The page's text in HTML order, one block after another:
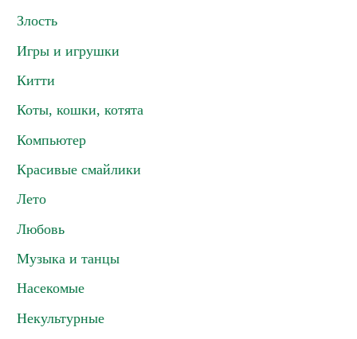
Злость
Игры и игрушки
Китти
Коты, кошки, котята
Компьютер
Красивые смайлики
Лето
Любовь
Музыка и танцы
Насекомые
Некультурные